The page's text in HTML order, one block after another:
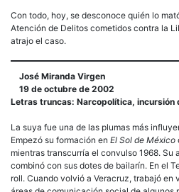
Con todo, hoy, se desconoce quién lo
Atención de Delitos cometidos contra la
atrajo el caso.
José Miranda Virgen
19 de octubre de 2002
Letras truncas: Narcopolítica, incursión
La suya fue una de las plumas más
Empezó su formación en El Sol de México
mientras transcurría el convulso 1968. Su
combinó con sus dotes de bailarín. En el
roll. Cuando volvió a Veracruz, trabajó en